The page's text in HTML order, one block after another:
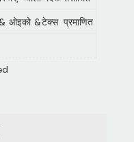
ओइको &टेक्स प्रमाणित